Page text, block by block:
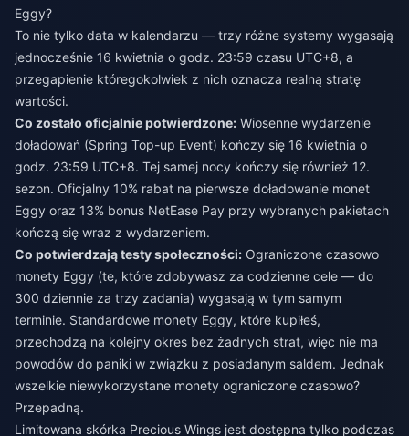
Eggy?
To nie tylko data w kalendarzu — trzy różne systemy wygasają
jednocześnie 16 kwietnia o godz. 23:59 czasu UTC+8, a
przegapienie któregokolwiek z nich oznacza realną stratę
wartości.
Co zostało oficjalnie potwierdzone: Wiosenne wydarzenie
doładowań (Spring Top-up Event) kończy się 16 kwietnia o
godz. 23:59 UTC+8. Tej samej nocy kończy się również 12.
sezon. Oficjalny 10% rabat na pierwsze doładowanie monet
Eggy oraz 13% bonus NetEase Pay przy wybranych pakietach
kończą się wraz z wydarzeniem.
Co potwierdzają testy społeczności: Ograniczone czasowo
monety Eggy (te, które zdobywasz za codzienne cele — do
300 dziennie za trzy zadania) wygasają w tym samym
terminie. Standardowe monety Eggy, które kupiłeś,
przechodzą na kolejny okres bez żadnych strat, więc nie ma
powodów do paniki w związku z posiadanym saldem. Jednak
wszelkie niewykorzystane monety ograniczone czasowo?
Przepadną.
Limitowana skórka Precious Wings jest dostępna tylko podczas